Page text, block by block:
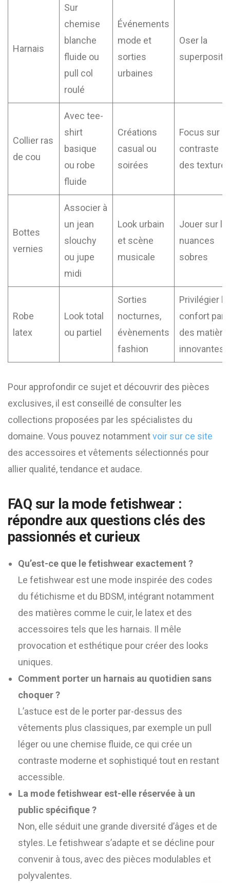
Harnais
Sur
chemise
blanche
fluide ou
pull col
roulé
Événements
mode et
sorties
urbaines
Oser la
Collier ras
de cou
Avec tee-
shirt
basique
ou robe
fluide
Créations
casual ou
soirées
Focus sur le
contraste
des
Bottes
vernies
Associer à
un jean
slouchy
ou jupe
midi
Look urbain
et scène
musicale
Jouer sur
nuances
sobres
Robe
latex
Look total
ou partiel
Sorties
nocturnes,
évènements
fashion
Privilégier le
confort par
des
innovantes
Pour approfondir ce sujet et découvrir des pièces
exclusives, il est conseillé de consulter les
collections proposées par les spécialistes du
domaine. Vous pouvez notammentvoir sur ce site
des accessoires et vêtements sélectionnés pour
allier qualité, tendance et audace.
FAQ sur la mode fetishwear :
répondre aux questions clés des
passionnés et curieux
Qu’est-ce que le fetishwear exactement ?
Le fetishwear est une mode inspirée des codes
du fétichisme et du BDSM, intégrant notamment
des matières comme le cuir, le latex et des
accessoires tels que les harnais. Il mêle
provocation et esthétique pour créer des looks
uniques.
Comment porter un harnais au quotidien sans
choquer ?
L’astuce est de le porter par-dessus des
vêtements plus classiques, par exemple un pull
léger ou une chemise fluide, ce qui crée un
contraste moderne et sophistiqué tout en restant
accessible.
La mode fetishwear est-elle réservée à un
public spécifique ?
Non, elle séduit une grande diversité d’âges et de
styles. Le fetishwear s’adapte et se décline pour
convenir à tous, avec des pièces modulables et
polyvalentes.